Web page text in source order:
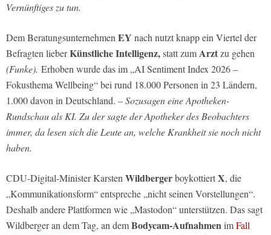
Vernünftiges zu tun.
Dem Beratungsunternehmen EY nach nutzt knapp ein Viertel der
Befragten lieberKünstliche Intelligenz,statt zumArztzu gehen
(Funke). Erhoben wurde das im „AI Sentiment Index 2026 –
Fokusthema Wellbeing“ bei rund 18.000 Personen in 23 Ländern,
1.000 davon in Deutschland. – Sozusagen eine Apotheken-
Rundschau als KI. Zu der sagte der Apotheker des Beobachters
immer, da lesen sich die Leute an, welche Krankheit sie noch nicht
haben.
CDU-Digital-Minister Karsten WildbergerboykottiertX, die
„Kommunikationsform“ entspreche „nicht seinen Vorstellungen“.
Deshalb andere Plattformen wie „Mastodon“ unterstützen. Das sagt
Wildberger an dem Tag, an demBodycam-AufnahmenimFall